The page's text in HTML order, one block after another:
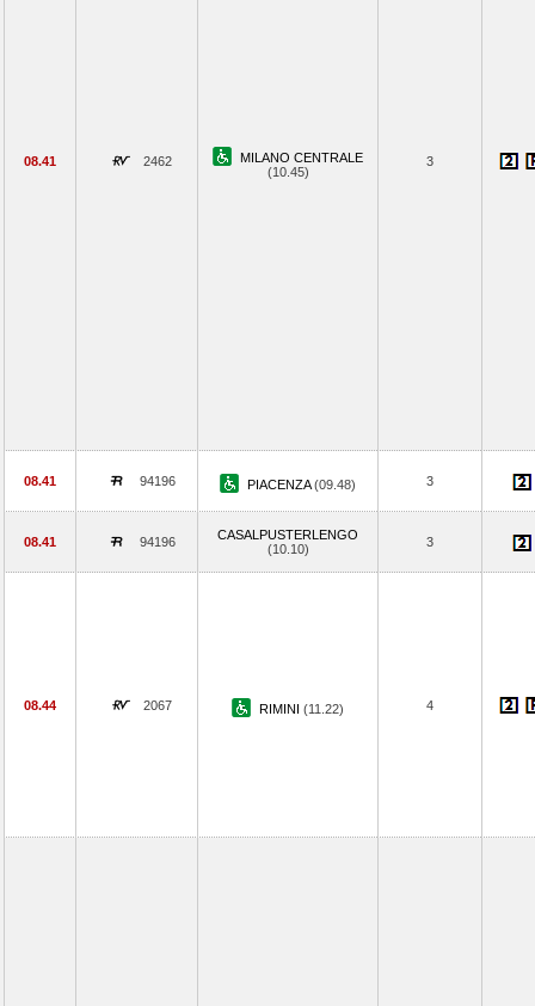
08.41 2462
MILANO CENTRALE
(10.45)
3
08.41 94196 PIACENZA(09.48) 3
08.41 94196
CASALPUSTERLENGO
(10.10)
3
08.44 2067 RIMINI (11.22) 4